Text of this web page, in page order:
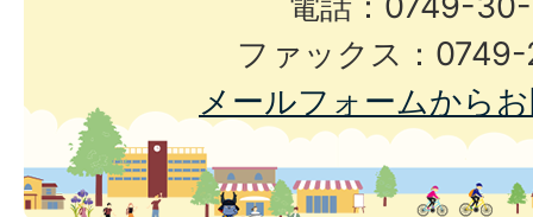
ファックス：
メールフォームから